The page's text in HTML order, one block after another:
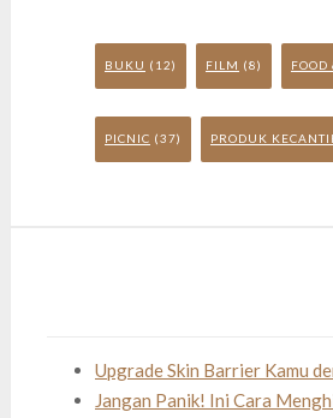
BUKU (12) FILM (8)
PICNIC (37) PRODUK
Upgrade Skin Barrier Kamu
Jangan Panik! Ini Cara